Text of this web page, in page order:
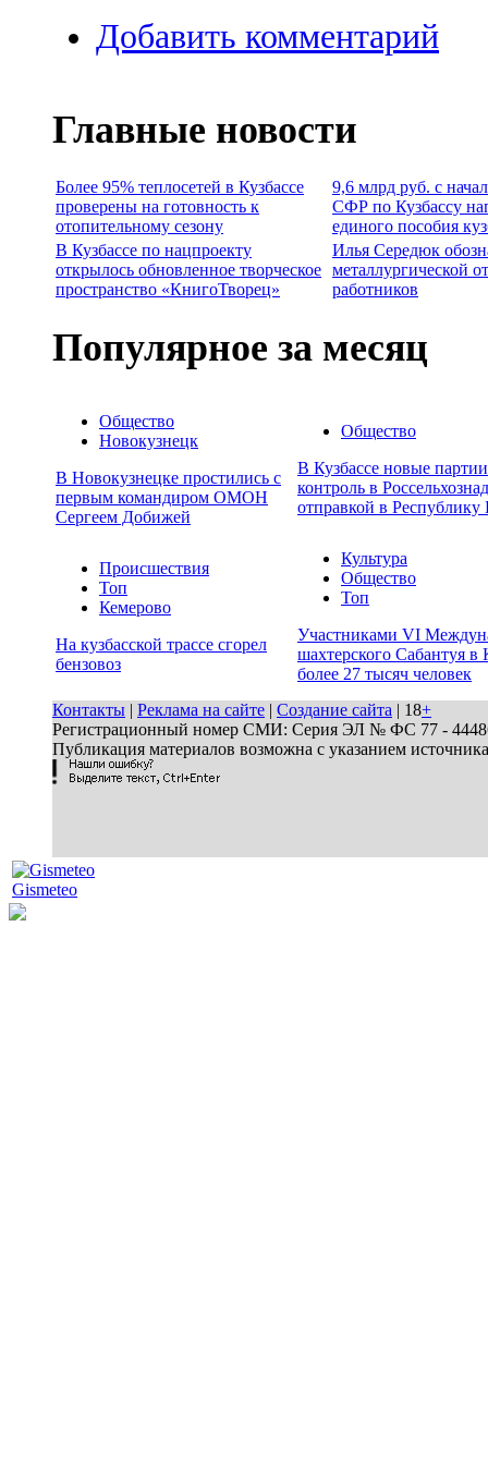
Добавить комментарий
Главные новости
Более 95% теплосетей в Кузбассе
проверены на готовность к
отопительному сезону
9,6 млрд руб. с
СФР по Кузбассу
единого пособия
В Кузбассе по нацпроекту
открылось обновленное творческое
пространство «КнигоТворец»
Илья Середюк
металлургической
работников
Популярное за месяц
Общество
Новокузнецк
В Новокузнецке простились с
первым командиром ОМОН
Сергеем Добижей
Общество
В Кузбассе новые
контроль в
отправкой в Республику
Происшествия
Топ
Кемерово
На кузбасской трассе сгорел
бензовоз
Культура
Общество
Топ
Участниками VI
шахтерского Сабантуя в
более 27 тысяч человек
Контакты | Реклама на сайте | Создание сайта | 18+
Регистрационный номер СМИ: Серия ЭЛ № ФС 77 - 44486
Публикация материалов возможна с указанием
Gismeteo